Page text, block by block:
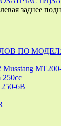
заднее
ПО
Musstang
250cc
6B